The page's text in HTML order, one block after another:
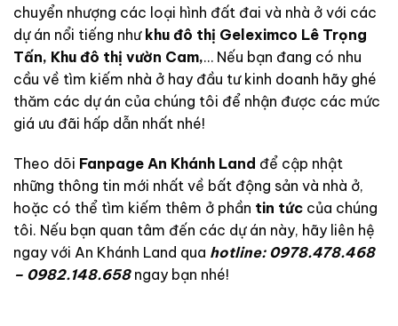
chuyển nhượng các loại hình đất đai và nhà ở với các
dự án nổi tiếng nhưkhu đô thị Geleximco Lê Trọng
Tấn, Khu đô thị vườn Cam,… Nếu bạn đang có nhu
cầu về tìm kiếm nhà ở hay đầu tư kinh doanh hãy ghé
thăm các dự án của chúng tôi để nhận được các mức
giá ưu đãi hấp dẫn nhất nhé!
Theo dõi Fanpage An Khánh Land để cập nhật
những thông tin mới nhất về bất động sản và nhà ở,
hoặc có thể tìm kiếm thêm ở phần tin tức của chúng
tôi. Nếu bạn quan tâm đến các dự án này, hãy liên hệ
ngay với An Khánh Land qua hotline: 0978.478.468
– 0982.148.658ngay bạn nhé!